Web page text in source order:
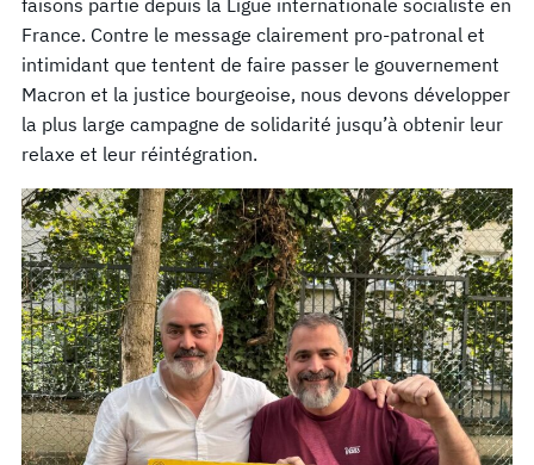
France. Contre le message clairement pro-patronal et
intimidant que tentent de faire passer le gouvernement
Macron et la justice bourgeoise, nous devons développer
la plus large campagne de solidarité jusqu’à obtenir leur
relaxe et leur réintégration.